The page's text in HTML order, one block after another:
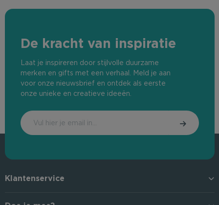
De kracht van inspiratie
Laat je inspireren door stijlvolle duurzame
merken en gifts met een verhaal. Meld je aan
voor onze nieuwsbrief en ontdek als eerste
onze unieke en creatieve ideeën.
Klantenservice